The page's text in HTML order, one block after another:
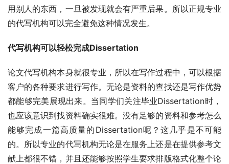
用别人的东西，一旦被发现就会有严重后果。所以正规专业
的代写机构可以完全避免这种情况发生。
代写机构可以轻松完成Dissertation
论文代写机构本身就很专业，所以在写作过程中，可以根据
客户的各种要求进行写作。无论是资料的查找还是写作优势
都能够完美展现出来。当同学们关注毕业Dissertation时，
也应该意识到找资料确实很难。没有足够的资料和参考怎么
能够完成一篇高质量的Dissertation呢？这几乎是不可能
的。所以专业的代写机构无论是在服务上还是在提供参考文
献上都很不错，并且还能够按照学生要求排版格式化整个论